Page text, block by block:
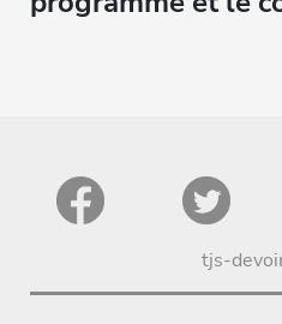
tjs-